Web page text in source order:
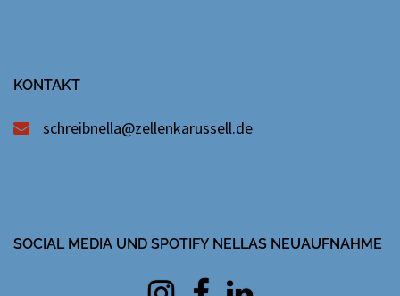
KONTAKT
schreibnella@zellenkarussell.de
SOCIAL MEDIA UND SPOTIFY NELLAS NEUAUFNAHME
Instagram
facebookLinkedin